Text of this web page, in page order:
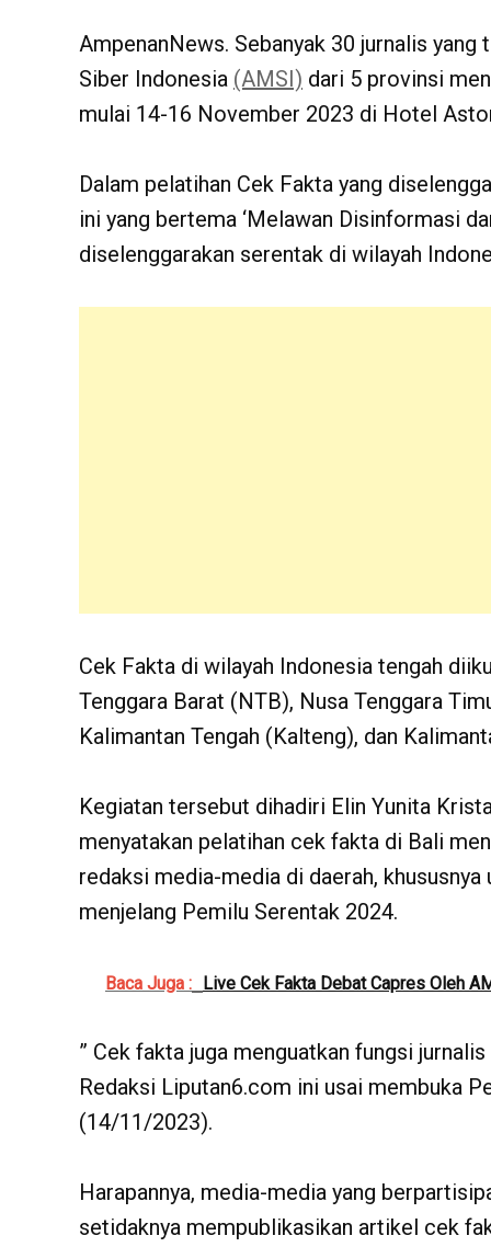
AmpenanNews. Sebanyak 30 jurnalis
Siber Indonesia (AMSI) dari 5 provinsi
mulai 14-16 November 2023 di Hotel
Dalam pelatihan Cek Fakta yang
ini yang bertema ‘Melawan Disinformasi
diselenggarakan serentak di wilayah
Cek Fakta di wilayah Indonesia tengah
Tenggara Barat (NTB), Nusa Tenggara
Kalimantan Tengah (Kalteng), dan
Kegiatan tersebut dihadiri Elin Yunita
menyatakan pelatihan cek fakta di Bali
redaksi media-media di daerah,
menjelang Pemilu Serentak 2024.
Baca Juga : Live Cek Fakta Debat Capres Oleh
” Cek fakta juga menguatkan fungsi
Redaksi Liputan6.com ini usai membuka
(14/11/2023).
Harapannya, media-media yang
setidaknya mempublikasikan artikel cek